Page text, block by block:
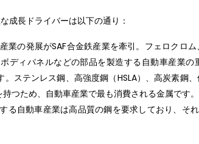
成長ドライバーは以下の通り：
業の発展がSAF合金鉄産業を牽引。フェロクロ
ディパネルなどの部品を製造する自動車産業
ステンレス鋼、高強度鋼（HSLA）、高炭素鋼
つため、自動車産業で最も消費される金属です
自動車産業は高品質の鋼を要求しており、そ